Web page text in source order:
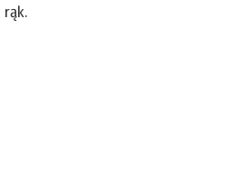
rąk.